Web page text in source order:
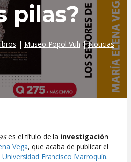
pilas?
| Museo Popol Vuh |Noticias
es el título de la investigación
Vega, que acaba de publicar el
Universidad Francisco Marroquín.